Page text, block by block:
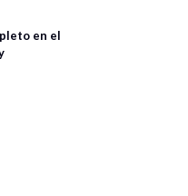
en el